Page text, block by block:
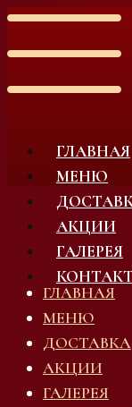
ГЛАВНАЯ
МЕНЮ
АКЦИИ
ГАЛЕРЕЯ
ГЛАВНАЯ
МЕНЮ
ДОСТАВКА
АКЦИИ
ГАЛЕРЕЯ